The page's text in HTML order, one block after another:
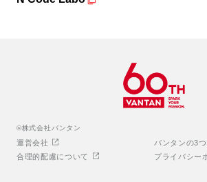
運営会社
バンタンの3
合理的配慮について
プライバシー
©株式会社バンタン